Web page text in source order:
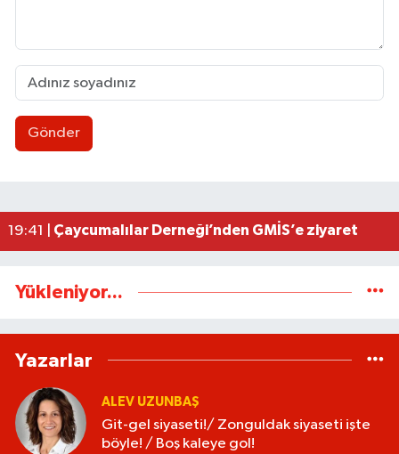
Gönder
00:06 |Milletvekili Bozkurt, Kandilli’nin projelerini
19:41 | Çaycumalılar Derneği’nden GMİS’e ziyaret
Yükleniyor...
Yazarlar
ALEV UZUNBAŞ
Git-gel siyaseti!/ Zonguldak siyaseti işte
böyle! / Boş kaleye gol!